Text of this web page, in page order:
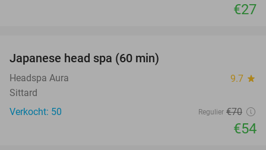
€27
Japanese head spa (60 min)
Headspa Aura 9.7 star
Sittard
Verkocht: 50
Regulier €70
€54